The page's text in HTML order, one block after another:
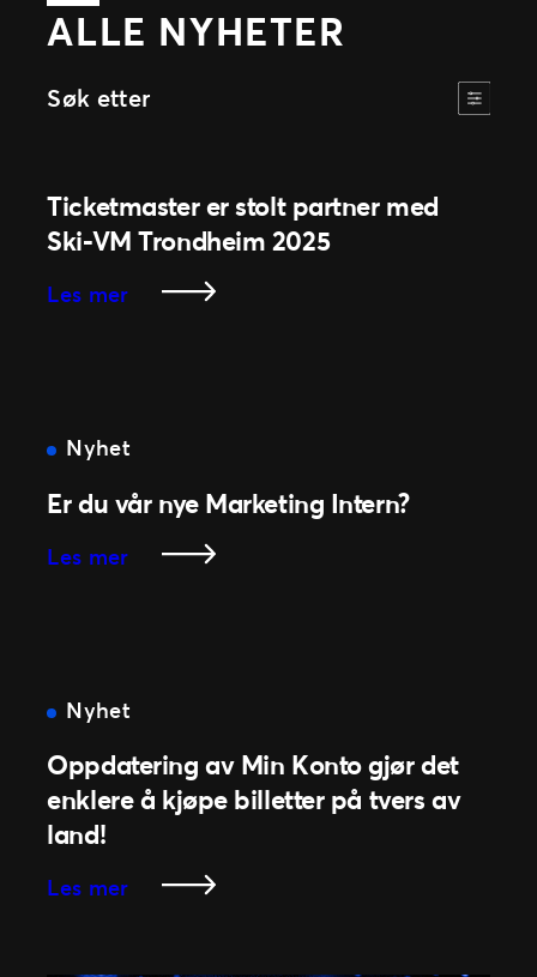
ALLE NYHETER
Søk etter
Ticketmaster er stolt partner med
Ski-VM Trondheim 2025
Les mer:
med
VM
2025
Nyhet
Er du vår nye Marketing Intern?
Les mer:
Marketing
Nyhet
Oppdatering av Min Konto gjør det
enklere å kjøpe billetter på tvers av
land!
Les mer: